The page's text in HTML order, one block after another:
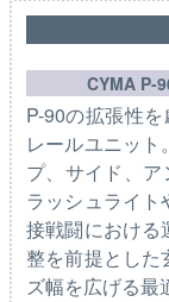
CYMA P-
P-90の拡張性
レールユニッ
プ、サイド、
ラッシュライト
接戦闘における
整を前提とした
ズ幅を広げる最